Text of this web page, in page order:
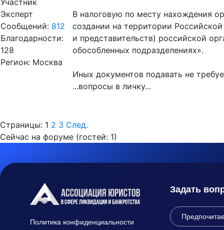
Участник
Эксперт
Сообщений: 812
Благодарности:
128
Регион: Москва
В налоговую по месту нахождения
создании на территории
и представительств) российской
обособленных подразделениях».
Иных документов подавать не
...вопросы в личку...
Страницы: 1 2 3 След.
Сейчас на форуме (гостей: 1)
Политика конфиденциальности
Задать